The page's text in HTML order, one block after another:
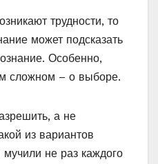
трудности, то
может подсказать
Особенно,
сложном – о выборе.
а не
из вариантов
не раз каждого